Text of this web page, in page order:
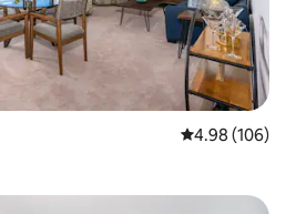
औसत रेटिंग 5 में से
4.98 (106)